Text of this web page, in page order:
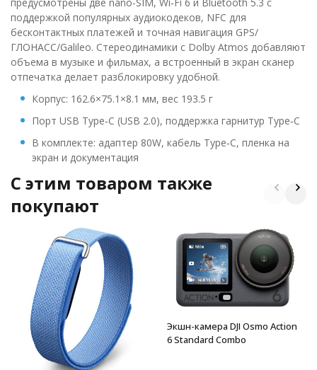
поддержкой популярных аудиокодеков, NFC для
бесконтактных платежей и точная навигация GPS/
ГЛОНАСС/Galileo. Стереодинамики с Dolby Atmos добавляют
объема в музыке и фильмах, а встроенный в экран сканер
отпечатка делает разблокировку удобной.
Корпус: 162.6×75.1×8.1 мм, вес 193.5 г
Порт USB Type‑C (USB 2.0), поддержка гарнитур Type‑C
В комплекте: адаптер 80W, кабель Type‑C, пленка на
экран и документация
C этим товаром также
покупают
Экшн-камера DJI Osmo Action
6 Standard Combo